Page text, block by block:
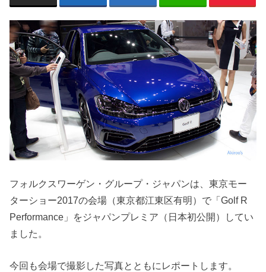
フォルクスワーゲン・グループ・ジャパンは、東京モー
ターショー2017の会場（東京都江東区有明）で「Golf R
Performance」をジャパンプレミア（日本初公開）してい
ました。
今回も会場で撮影した写真とともにレポートします。